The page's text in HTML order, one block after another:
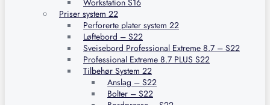
Workstation S16
Priser system 22
Perforerte plater system 22
Løftebord – S22
Sveisebord Professional Extreme 8.7 – S22
Professional Extreme 8.7 PLUS S22
Tilbehør System 22
Anslag – S22
Bolter – S22